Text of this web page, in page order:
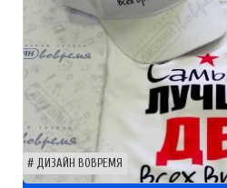
ДИЗАЙН ВОВРЕМЯ